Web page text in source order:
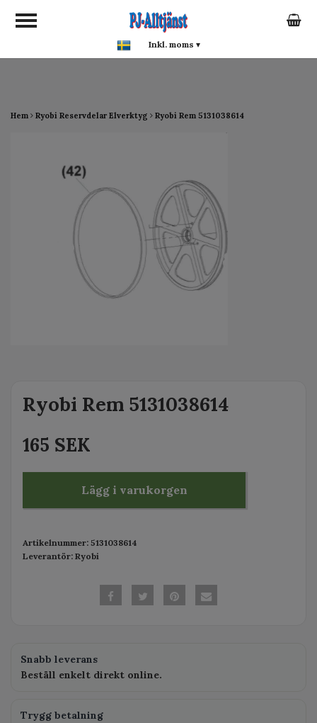
google-site-verification:
google0142a1f5f0015a93.html
Hem Ryobi Reservdelar Elverktyg Ryobi Rem 5131038614
Ryobi Rem 5131038614
165 SEK
Lägg i varukorgen
Artikelnummer: 5131038614
Leverantör: Ryobi
Snabb leverans
Beställ enkelt direkt online.
Trygg betalning
Inkl. moms ▾